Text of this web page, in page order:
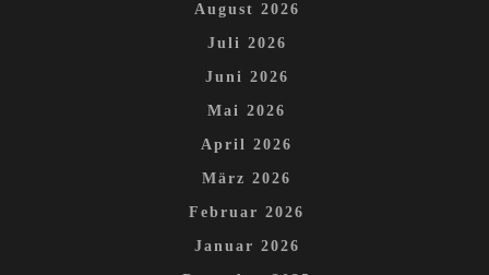
August 2026
Juli 2026
Juni 2026
Mai 2026
April 2026
März 2026
Februar 2026
Januar 2026